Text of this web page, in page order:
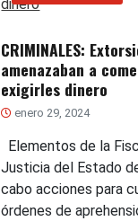
CRIMINALES:
amenazaban a
exigirles dinero
enero 29, 2024
Elementos de la
Justicia del Estado
cabo acciones para
órdenes de